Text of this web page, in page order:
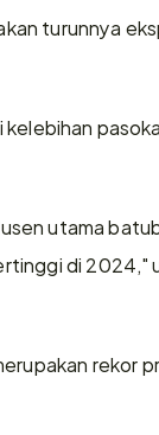
turunnya
utama
di 2024,"
rekor